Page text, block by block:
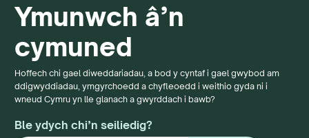
Ymunwch â’n
cymuned
Hoffech chi gael diweddariadau, a bod y cyntaf i gael gwybod am
ddigwyddiadau, ymgyrchoedd a chyfleoedd i weithio gyda ni i
wneud Cymru yn lle glanach a gwyrddach i bawb?
Ble ydych chi’n seiliedig?